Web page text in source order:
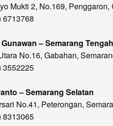
Mukti 2, No.169,
6713768
– Semarang Tengah
No.16, Gabahan,
3552225
– Semarang Selatan
No.41, Peterongan,
8313065